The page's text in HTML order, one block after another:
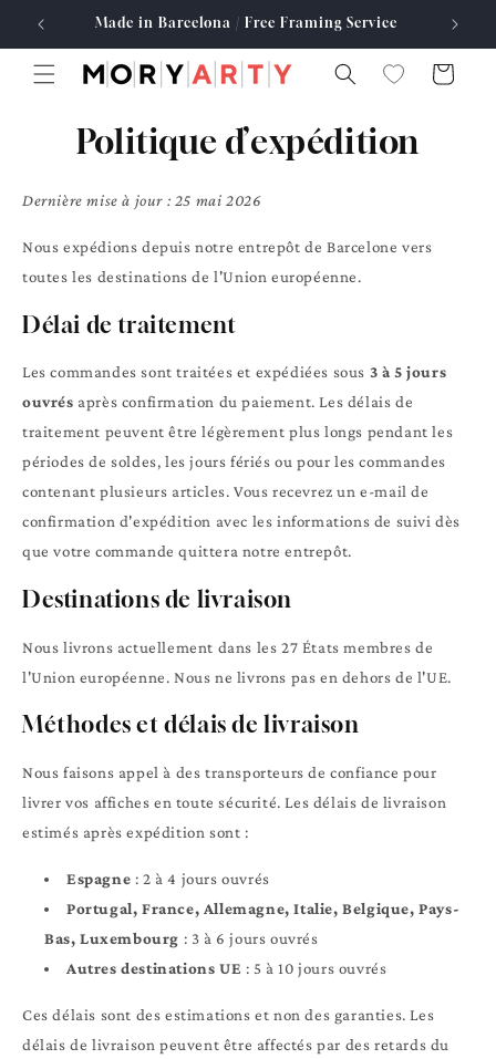
passer
au
contenu
Made in Barcelona / Free Framing Service
Panier
Politique d’expédition
Dernière mise à jour : 25 mai 2026
Nous expédions depuis notre entrepôt de Barcelone vers
toutes les destinations de l'Union européenne.
Délai de traitement
Les commandes sont traitées et expédiées sous 3 à 5 jours
ouvrés après confirmation du paiement. Les délais de
traitement peuvent être légèrement plus longs pendant les
périodes de soldes, les jours fériés ou pour les commandes
contenant plusieurs articles. Vous recevrez un e-mail de
confirmation d'expédition avec les informations de suivi dès
que votre commande quittera notre entrepôt.
Destinations de livraison
Nous livrons actuellement dans les 27 États membres de
l'Union européenne. Nous ne livrons pas en dehors de l'UE.
Méthodes et délais de livraison
Nous faisons appel à des transporteurs de confiance pour
livrer vos affiches en toute sécurité. Les délais de livraison
estimés après expédition sont :
Espagne : 2 à 4 jours ouvrés
Portugal, France, Allemagne, Italie, Belgique, Pays-
Bas, Luxembourg : 3 à 6 jours ouvrés
Autres destinations UE : 5 à 10 jours ouvrés
Ces délais sont des estimations et non des garanties. Les
délais de livraison peuvent être affectés par des retards du